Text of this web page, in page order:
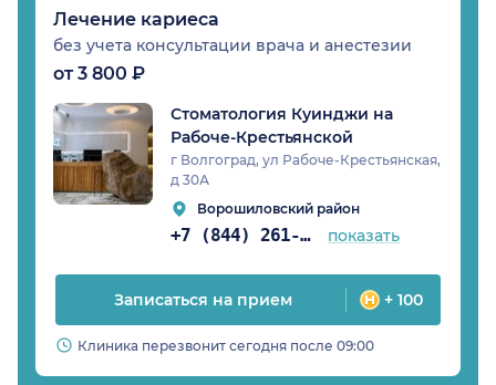
Лечение кариеса
без учета консультации врача и анестезии
от 3 800 ₽
Стоматология Куинджи на
Рабоче-Крестьянской
г Волгоград, ул Рабоче-Крестьянская,
д 30А
Ворошиловский район
+7 (844) 261-34-28 показать
Записаться на прием + 100
Клиника перезвонит сегодня после 09:00